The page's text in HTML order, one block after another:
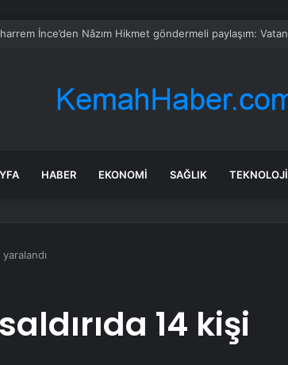
Eylül nitelikli hekim kadrosunu güçlendirdi
HABER EKONOMI SAĞLIK TEKNOLOJI
yaralandı
14 kişi